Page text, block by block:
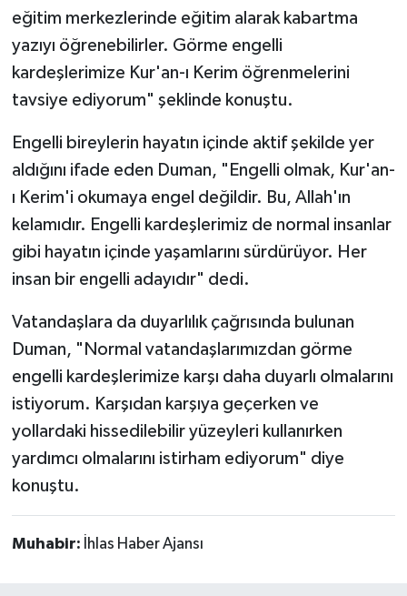
eğitim merkezlerinde eğitim alarak kabartma
yazıyı öğrenebilirler. Görme engelli
kardeşlerimize Kur'an-ı Kerim öğrenmelerini
tavsiye ediyorum" şeklinde konuştu.
Engelli bireylerin hayatın içinde aktif şekilde yer
aldığını ifade eden Duman, "Engelli olmak, Kur'an-
ı Kerim'i okumaya engel değildir. Bu, Allah'ın
kelamıdır. Engelli kardeşlerimiz de normal insanlar
gibi hayatın içinde yaşamlarını sürdürüyor. Her
insan bir engelli adayıdır" dedi.
Vatandaşlara da duyarlılık çağrısında bulunan
Duman, "Normal vatandaşlarımızdan görme
engelli kardeşlerimize karşı daha duyarlı olmalarını
istiyorum. Karşıdan karşıya geçerken ve
yollardaki hissedilebilir yüzeyleri kullanırken
yardımcı olmalarını istirham ediyorum" diye
konuştu.
Muhabir: İhlas Haber Ajansı